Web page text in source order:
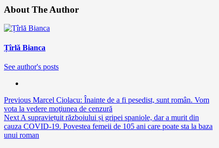
About The Author
Țîrlă Bianca
See author's posts
Continue
Reading
Previous Marcel Ciolacu: Înainte de a fi pesedist, sunt român. Vom
vota la vedere moţiunea de cenzură
Next A supraviețuit războiului și gripei spaniole, dar a murit din
cauza COVID-19. Povestea femeii de 105 ani care poate sta la baza
unui roman